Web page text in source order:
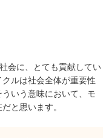
会に、とても貢献してい
ルは社会全体が重要性
いう意味において、モ
と思います。